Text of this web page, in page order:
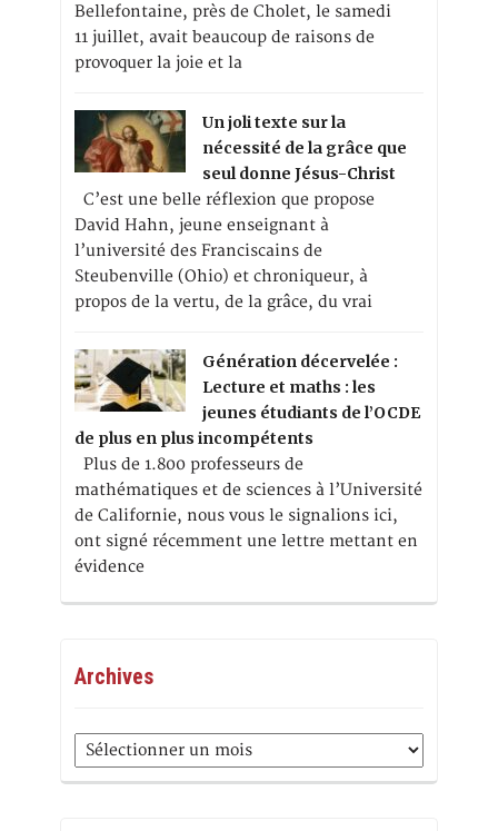
Bellefontaine, près de Cholet, le samedi
11 juillet, avait beaucoup de raisons de
provoquer la joie et la
Un joli texte sur la
nécessité de la grâce que
seul donne Jésus-Christ
C’est une belle réflexion que propose
David Hahn, jeune enseignant à
l’université des Franciscains de
Steubenville (Ohio) et chroniqueur, à
propos de la vertu, de la grâce, du vrai
Génération décervelée :
Lecture et maths : les
jeunes étudiants de l’OCDE
de plus en plus incompétents
Plus de 1.800 professeurs de
mathématiques et de sciences à l’Université
de Californie, nous vous le signalions ici,
ont signé récemment une lettre mettant en
évidence
Archives
Archives